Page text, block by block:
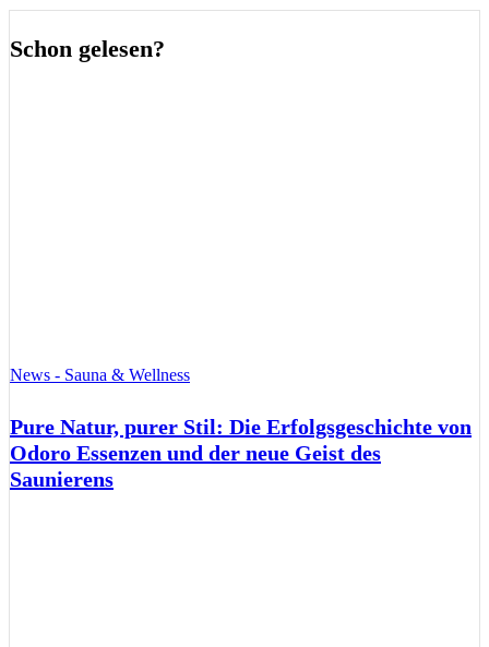
Schon gelesen?
News - Sauna & Wellness
Pure Natur, purer Stil: Die Erfolgsgeschichte von
Odoro Essenzen und der neue Geist des
Saunierens